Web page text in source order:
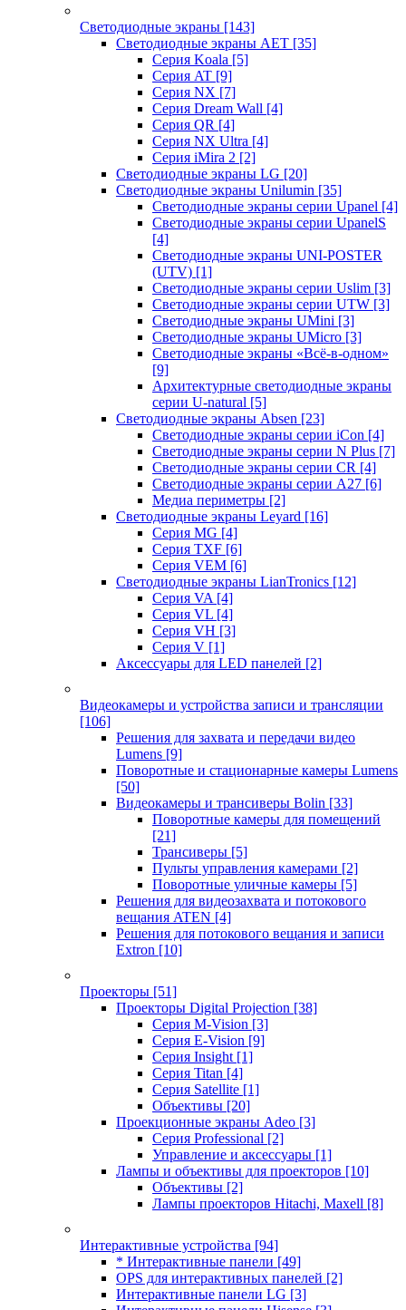
Светодиодные экраны [143]
Светодиодные экраны AET [35]
Cерия Koala [5]
Серия AT [9]
Серия NX [7]
Серия Dream Wall [4]
Серия QR [4]
Серия NX Ultra [4]
Серия iMira 2 [2]
Светодиодные экраны LG [20]
Светодиодные экраны Unilumin [35]
Светодиодные экраны серии Upanel [4]
Светодиодные экраны серии UpanelS
[4]
Светодиодные экраны UNI-POSTER
(UTV) [1]
Светодиодные экраны серии Uslim [3]
Светодиодные экраны серии UTW [3]
Светодиодные экраны UMini [3]
Светодиодные экраны UMicro [3]
Светодиодные экраны «Всё-в-одном»
[9]
Архитектурные светодиодные экраны
серии U-natural [5]
Светодиодные экраны Absen [23]
Светодиодные экраны серии iCon [4]
Светодиодные экраны серии N Plus [7]
Светодиодные экраны серии CR [4]
Светодиодные экраны серии А27 [6]
Медиа периметры [2]
Светодиодные экраны Leyard [16]
Серия MG [4]
Серия TXF [6]
Серия VEM [6]
Светодиодные экраны LianTronics [12]
Серия VA [4]
Серия VL [4]
Серия VH [3]
Серия V [1]
Аксессуары для LED панелей [2]
Видеокамеры и устройства записи и трансляции
[106]
Решения для захвата и передачи видео
Lumens [9]
Поворотные и стационарные камеры Lumens
[50]
Видеокамеры и трансиверы Bolin [33]
Поворотные камеры для помещений
[21]
Трансиверы [5]
Пульты управления камерами [2]
Поворотные уличные камеры [5]
Решения для видеозахвата и потокового
вещания ATEN [4]
Решения для потокового вещания и записи
Extron [10]
Проекторы [51]
Проекторы Digital Projection [38]
Серия M-Vision [3]
Серия E-Vision [9]
Серия Insight [1]
Серия Titan [4]
Серия Satellite [1]
Объективы [20]
Проекционные экраны Adeo [3]
Серия Professional [2]
Управление и аксессуары [1]
Лампы и объективы для проекторов [10]
Объективы [2]
Лампы проекторов Hitachi, Maxell [8]
Интерактивные устройства [94]
* Интерактивные панели [49]
OPS для интерактивных панелей [2]
Интерактивные панели LG [3]